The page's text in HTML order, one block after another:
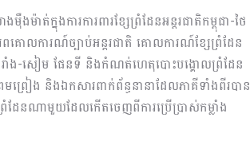
ងម៉ាត់ក្នុងការការពារខ្សែព្រំដែនអន្តរជាតិកម្ពុជា-ថៃ
លការណ៍ច្បាប់អន្តរជាតិ គោលការណ៍ខ្សែព្រំដែន
ាំង-សៀម ផែនទី និងកំណត់ហេតុបោះបង្គោលព្រំដែន
រៀង និងឯកសារពាក់ព័ន្ធនានាដែលភាគីទាំងពីរបាន
រំដែនណាមួយដែលកើតចេញពីការប្រើប្រាស់កម្លាំង